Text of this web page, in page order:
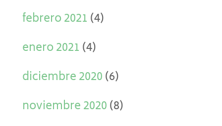
febrero 2021 (4)
enero 2021 (4)
diciembre 2020(6)
noviembre 2020(8)